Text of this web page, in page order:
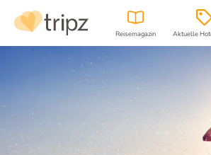
Reisemagazin Aktuelle